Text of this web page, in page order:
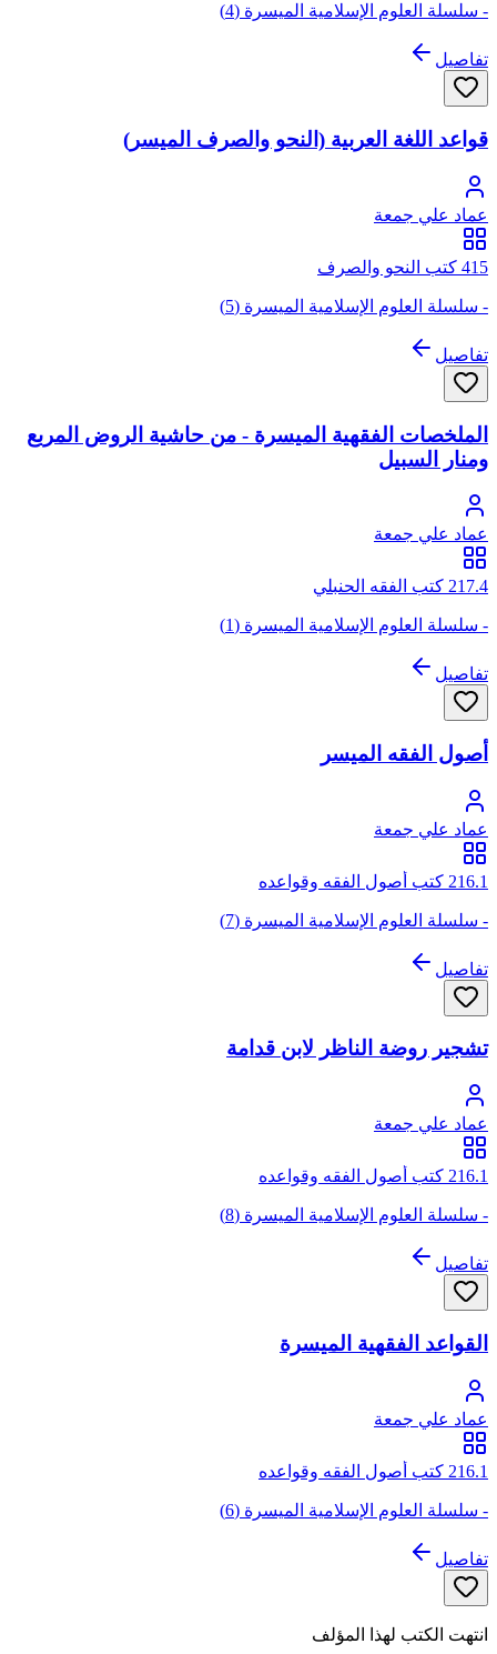
- سلسلة العلوم الإسلامية الميسرة (4)
تفاصيل
قواعد اللغة العربية (النحو والصرف الميسر)
عماد علي جمعة
415 كتب النحو والصرف
- سلسلة العلوم الإسلامية الميسرة (5)
تفاصيل
الملخصات الفقهية الميسرة - من حاشية الروض المربع
ومنار السبيل
عماد علي جمعة
217.4 كتب الفقه الحنبلي
- سلسلة العلوم الإسلامية الميسرة (1)
تفاصيل
أصول الفقه الميسر
عماد علي جمعة
216.1 كتب أصول الفقه وقواعده
- سلسلة العلوم الإسلامية الميسرة (7)
تفاصيل
تشجير روضة الناظر لابن قدامة
عماد علي جمعة
216.1 كتب أصول الفقه وقواعده
- سلسلة العلوم الإسلامية الميسرة (8)
تفاصيل
القواعد الفقهية الميسرة
عماد علي جمعة
216.1 كتب أصول الفقه وقواعده
- سلسلة العلوم الإسلامية الميسرة (6)
تفاصيل
انتهت الكتب لهذا المؤلف